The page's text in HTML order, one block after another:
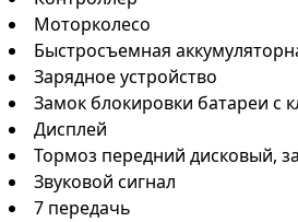
Моторколесо
Быстросъемная
Зарядное устройство
Замок блокировки батареи с
Дисплей
Тормоз передний дисковый,
Звуковой сигнал
7 передачь